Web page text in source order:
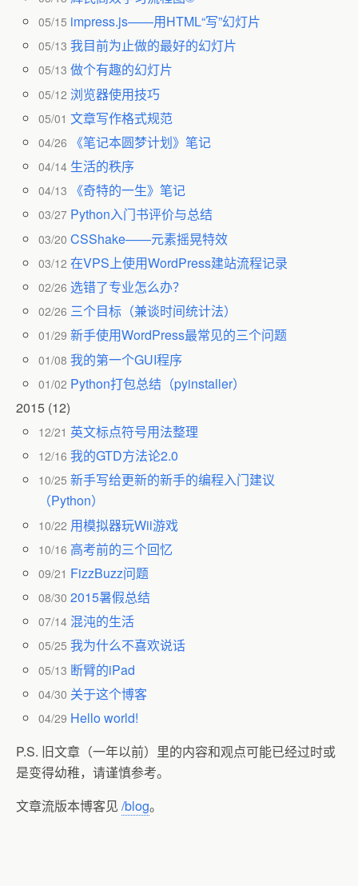
05/15 impress.js——用HTML“写”幻灯片
05/13我目前为止做的最好的幻灯片
05/13做个有趣的幻灯片
05/12 浏览器使用技巧
05/01文章写作格式规范
04/26 《笔记本圆梦计划》笔记
04/14 生活的秩序
04/13 《奇特的一生》笔记
03/27 Python入门书评价与总结
03/20CSShake——元素摇晃特效
03/12在VPS上使用WordPress建站流程记录
02/26 选错了专业怎么办？
02/26 三个目标（兼谈时间统计法）
01/29新手使用WordPress最常见的三个问题
01/08我的第一个GUI程序
01/02 Python打包总结（pyinstaller）
2015 (12)
12/21 英文标点符号用法整理
12/16我的GTD方法论2.0
10/25新手写给更新的新手的编程入门建议
（Python）
10/22 用模拟器玩Wii游戏
10/16 高考前的三个回忆
09/21 FizzBuzz问题
08/302015暑假总结
07/14 混沌的生活
05/25我为什么不喜欢说话
05/13 断臂的iPad
04/30 关于这个博客
04/29 Hello world!
P.S. 旧文章（一年以前）里的内容和观点可能已经过时或
是变得幼稚，请谨慎参考。
文章流版本博客见 /blog。